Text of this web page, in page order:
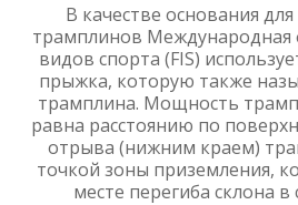
В качестве основания
трамплинов
видов спорта (FIS)
прыжка, которую также
трамплина. Мощность
равна расстоянию по
отрыва (нижним краем)
точкой зоны приземления,
месте перегиба склона в